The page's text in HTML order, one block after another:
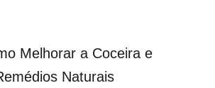
Melhorar a Coceira e
Naturais